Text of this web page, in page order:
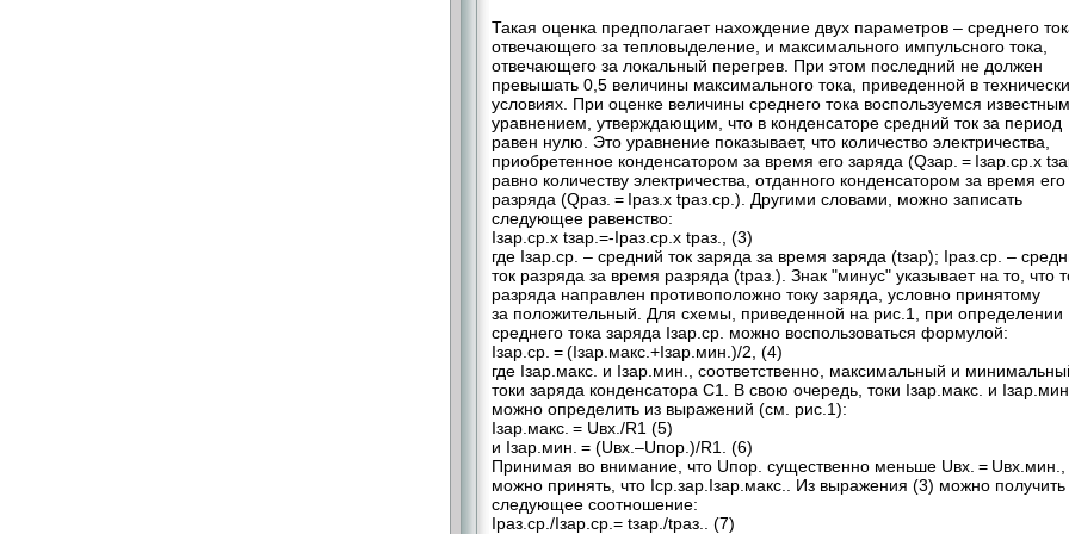
Такая оценка предполагает нахождение двух параметров – среднего
отвечающего за тепловыделение, и максимального импульсного тока,
отвечающего за локальный перегрев. При этом последний не должен
превышать 0,5 величины максимального тока, приведенной в
условиях. При оценке величины среднего тока воспользуемся известным
уравнением, утверждающим, что в конденсаторе средний ток за период
равен нулю. Это уравнение показывает, что количество электричества,
приобретенное конденсатором за время его заряда (Qзар. = Iзар.ср.х
равно количеству электричества, отданного конденсатором за время его
разряда (Qраз. = Iраз.х tраз.ср.). Другими словами, можно записать
следующее равенство:
Iзар.ср.х tзар.=-Iраз.ср.х tраз., (3)
где Iзар.ср. – средний ток заряда за время заряда (tзар); Iраз.ср. –
ток разряда за время разряда (tраз.). Знак "минус" указывает на то, что
разряда направлен противоположно току заряда, условно принятому
за положительный. Для схемы, приведенной на рис.1, при определении
среднего тока заряда Iзар.ср. можно воспользоваться формулой:
Iзар.ср. = (Iзар.макс.+Iзар.мин.)/2, (4)
где Iзар.макс. и Iзар.мин., соответственно, максимальный и
токи заряда конденсатора С1. В свою очередь, токи Iзар.макс. и Iзар.мин.
можно определить из выражений (см. рис.1):
Iзар.макс. = Uвх./R1 (5)
и Iзар.мин. = (Uвх.–Uпор.)/R1. (6)
Принимая во внимание, что Uпор. существенно меньше Uвх. = Uвх.мин.,
можно принять, что Iср.зар.Iзар.макс.. Из выражения (3) можно получить
следующее соотношение:
Iраз.ср./Iзар.ср.= tзар./tраз.. (7)